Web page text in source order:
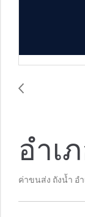
อำเ
ค่าขนส่ง ถังน้ำ อ